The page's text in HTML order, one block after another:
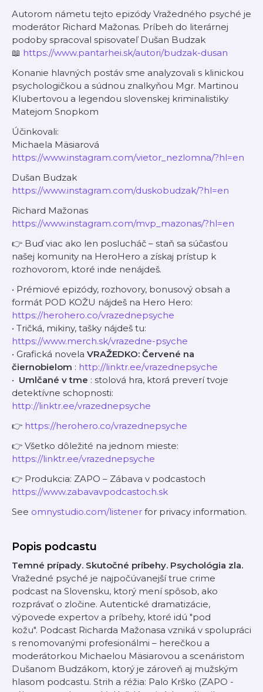
Autorom námetu tejto epizódy Vražedného psyché je
moderátor Richard Mažonas. Príbeh do literárnej
podoby spracoval spisovateľ Dušan Budzak
📖 https://www.pantarhei.sk/autori/budzak-dusan
Konanie hlavných postáv sme analyzovali s klinickou
psychologičkou a súdnou znalkyňou Mgr. Martinou
Klubertovou a legendou slovenskej kriminalistiky
Matejom Snopkom
Účinkovali:
Michaela Mäsiarová
https://www.instagram.com/vietor_nezlomna/?hl=en
Dušan Budzak
https://www.instagram.com/duskobudzak/?hl=en
Richard Mažonas
https://www.instagram.com/mvp_mazonas/?hl=en
👉 Buď viac ako len poslucháč – staň sa súčasťou
našej komunity na HeroHero a získaj prístup k
rozhovorom, ktoré inde nenájdeš.
• Prémiové epizódy, rozhovory, bonusový obsah a
formát POD KOŽU nájdeš na Hero Hero:
https://herohero.co/vrazednepsyche
• Tričká, mikiny, tašky nájdeš tu:
https://www.merch.sk/vrazedne-psyche
• Grafická novela VRAŽEDKO: Červené na
čiernobielom : http://linktr.ee/vrazednepsyche
• ⁠ Umlčané v tme : stolová hra, ktorá preverí tvoje
detektívne schopnosti:
http://linktr.ee/vrazednepsyche
👉 https://herohero.co/vrazednepsyche
👉 Všetko dôležité na jednom mieste:
https://linktr.ee/vrazednepsyche
👉 Produkcia: ZAPO – Zábava v podcastoch
https://www.zabavavpodcastoch.sk
See omnystudio.com/listener for privacy information.
Popis podcastu
Temné prípady. Skutočné príbehy. Psychológia zla.
Vražedné psyché je najpočúvanejší true crime
podcast na Slovensku, ktorý mení spôsob, ako
rozprávať o zločine. Autentické dramatizácie,
výpovede expertov a príbehy, ktoré idú "pod
kožu". Podcast Richarda Mažonasa vzniká v spolupráci
s renomovanými profesionálmi – herečkou a
moderátorkou Michaelou Mäsiarovou a scenáristom
Dušanom Budzákom, ktorý je zároveň aj mužským
hlasom podcastu. Strih a réžia: Palo Krško (ZAPO -